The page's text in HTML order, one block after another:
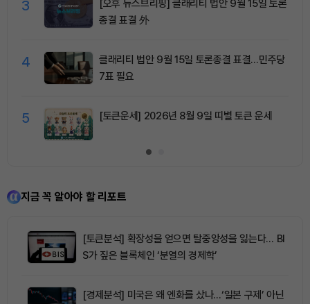
3
[오후 뉴스브리핑] 클래리티 법안 9월 15일 토론
종결 표결 外
4
클래리티 법안 9월 15일 토론종결 표결…민주당
7표 필요
5 [토큰운세] 2026년 8월 9일 띠별 토큰 운세
지금 꼭 알아야 할 리포트
[토큰분석] 확장성을 얻으면 탈중앙성을 잃는다… BI
S가 짚은 블록체인 ‘분열의 경제학’
[경제분석] 미국은 왜 엔화를 샀나…‘일본 구제’ 아닌